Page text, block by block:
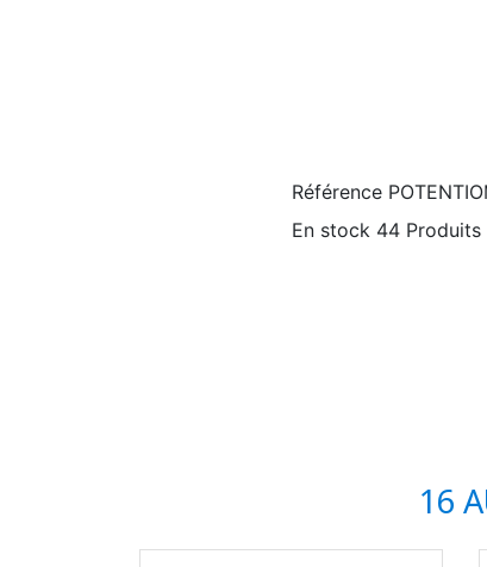
Référence
En stock 44 Produits
16